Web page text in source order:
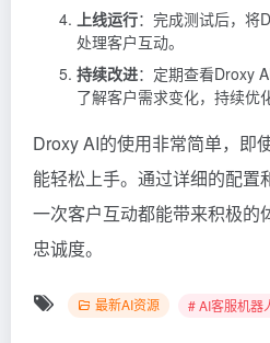
上线运行：完成测试后，将
处理客户互动。
持续改进：定期查看Droxy
了解客户需求变化，持续优
Droxy AI的使用非常简单，即
能轻松上手。通过详细的配置
一次客户互动都能带来积极的
忠诚度。
最新AI资源 # AI客服机器